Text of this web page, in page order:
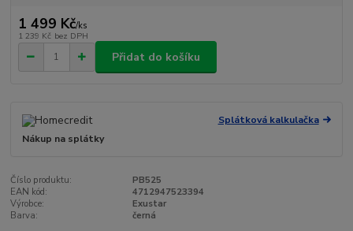
1 499 Kč/ks
1 239 Kč bez DPH
Přidat do košíku
Splátková kalkulačka
Nákup na splátky
Číslo produktu:
PB525
EAN kód:
4712947523394
Výrobce:
Exustar
Barva:
černá